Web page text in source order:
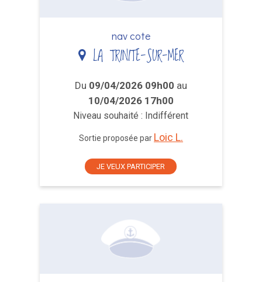
nav cote
LA TRINITE-SUR-MER
Du 09/04/2026 09h00 au
10/04/2026 17h00
Niveau souhaité : Indifférent
Sortie proposée par Loic L.
JE VEUX PARTICIPER